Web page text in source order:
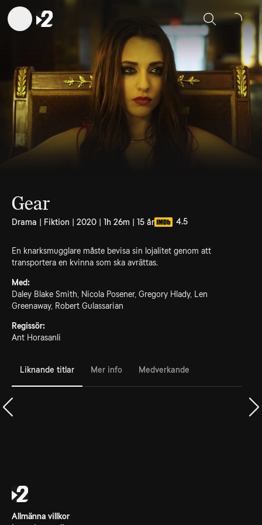
Sök
Gear
Drama | Fiktion | 2020 | 1h 26m | 15 år 4.5
En knarksmugglare måste bevisa sin lojalitet genom att
transportera en kvinna som ska avrättas.
Med:
Daley Blake Smith, Nicola Posener, Gregory Hlady, Len
Greenaway, Robert Gulassarian
Regissör:
Ant Horasanli
Liknande titlar Mer info Medverkande
Allmänna villkor